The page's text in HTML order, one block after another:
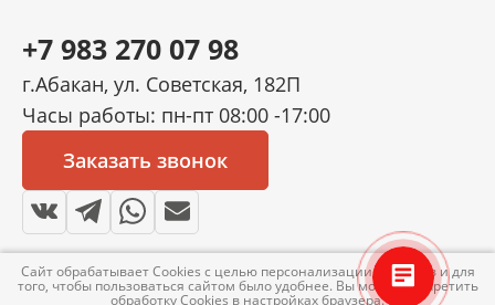
+7 983 270 07 98
г.Абакан, ул. Советская, 182П
Часы работы: пн-пт 08:00 -17:00
Заказать звонок
Сайт обрабатывает Cookies с целью персонализации сервисов и для
того, чтобы пользоваться сайтом было удобнее. Вы можете запретить
обработку Cookies в настройках браузера.